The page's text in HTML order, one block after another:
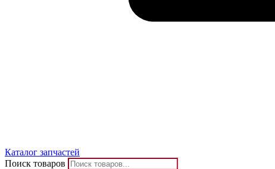
Каталог запчастей
Поиск товаров